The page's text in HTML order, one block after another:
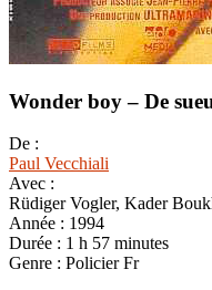
Wonder boy – De
De :
Paul Vecchiali
Avec :
Rüdiger Vogler, Kader
Année : 1994
Durée : 1 h 57 minutes
Genre : Policier Fr